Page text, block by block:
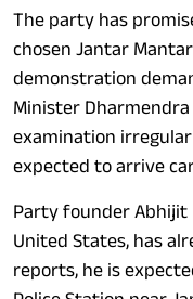
The party has
chosen Jantar
demonstration
Minister
examination
expected to arrive
Party founder Abhijit
United States, has
reports, he is